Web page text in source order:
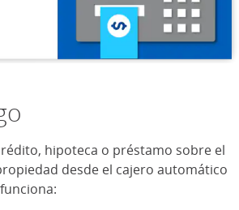
hipoteca o préstamo sobre el
desde el cajero automático